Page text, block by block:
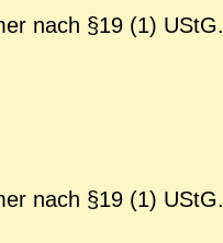
nach §19 (1) UStG.
nach §19 (1) UStG.